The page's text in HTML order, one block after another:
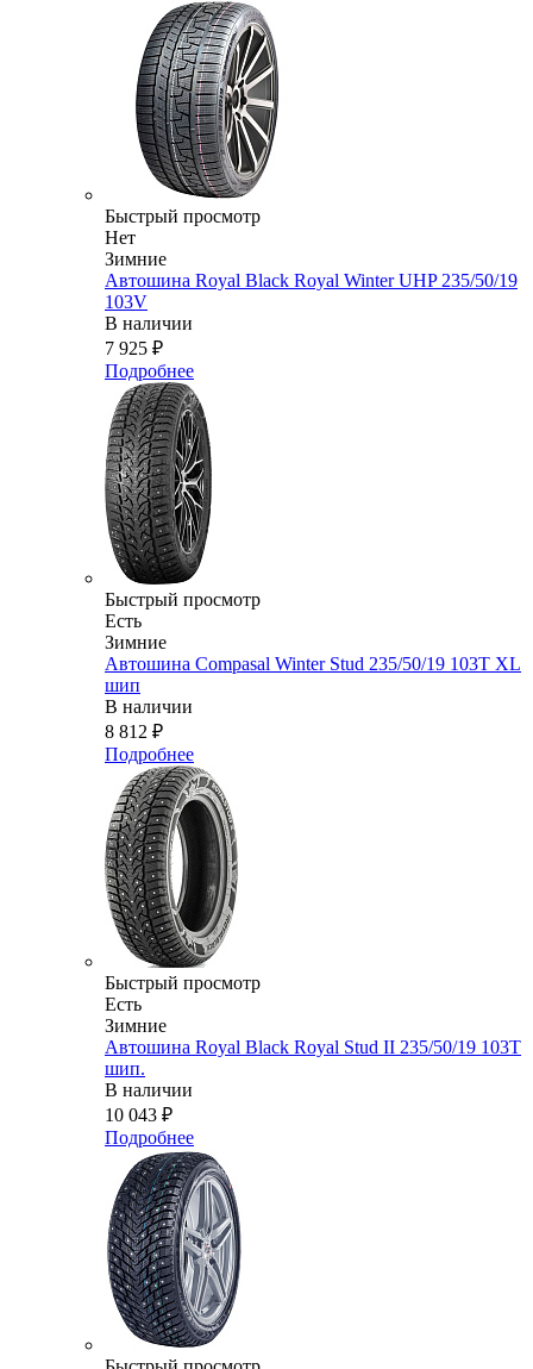
Быстрый просмотр
Нет
Зимние
Автошина Royal Black Royal Winter UHP 235/50/19
103V
В наличии
7 925 ₽
Подробнее
Быстрый просмотр
Есть
Зимние
Автошина Compasal Winter Stud 235/50/19 103T XL
шип
В наличии
8 812 ₽
Подробнее
Быстрый просмотр
Есть
Зимние
Автошина Royal Black Royal Stud II 235/50/19 103T
шип.
В наличии
10 043 ₽
Подробнее